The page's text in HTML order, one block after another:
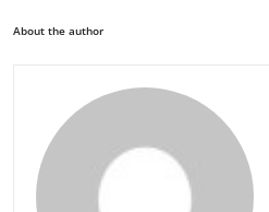
About the author